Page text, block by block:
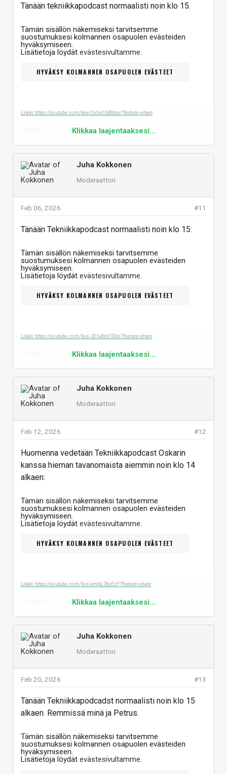
Tänään tekniikkapodcast normaalisti noin klo 15.
Tämän sisällön näkemiseksi tarvitsemme
suostumuksesi kolmannen osapuolen evästeiden
hyväksymiseen.
Lisätietoja löydät evästesivultamme
HYVÄKSY KOLMANNEN OSAPUOLEN EVÄSTEET
Linkki: https://youtube.com/live/OxtwO5dhNgc?feature=share
Klikkaa laajentaaksesi...
Juha Kokkonen
Moderaattori
#11
Feb 06, 2026
Tänään Tekniikkapodcast normaalisti noin klo 15:
Tämän sisällön näkemiseksi tarvitsemme
suostumuksesi kolmannen osapuolen evästeiden
hyväksymiseen.
Lisätietoja löydät evästesivultamme
HYVÄKSY KOLMANNEN OSAPUOLEN EVÄSTEET
Linkki: https://youtube.com/live/JD1uKeX1R3o?feature=share
Klikkaa laajentaaksesi...
Juha Kokkonen
Moderaattori
#12
Feb 12, 2026
Huomenna vedetään Tekniikkapodcast Oskarin
kanssa hieman tavanomaista aiemmin noin klo 14
alkaen:
Tämän sisällön näkemiseksi tarvitsemme
suostumuksesi kolmannen osapuolen evästeiden
hyväksymiseen.
Lisätietoja löydät evästesivultamme
HYVÄKSY KOLMANNEN OSAPUOLEN EVÄSTEET
Linkki: https://youtube.com/live/amhjL7byEzY?feature=share
Klikkaa laajentaaksesi...
Juha Kokkonen
Moderaattori
#13
Feb 20, 2026
Tänään Tekniikkapodcadst normaalisti noin klo 15
alkaen. Remmissä minä ja Petrus.
Tämän sisällön näkemiseksi tarvitsemme
suostumuksesi kolmannen osapuolen evästeiden
hyväksymiseen.
Lisätietoja löydät evästesivultamme